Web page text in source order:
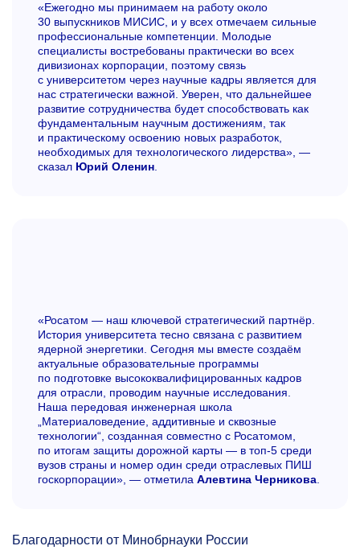
«Ежегодно мы принимаем на работу около
30 выпускников МИСИС, и у всех отмечаем сильные
профессиональные компетенции. Молодые
специалисты востребованы практически во всех
дивизионах корпорации, поэтому связь
с университетом через научные кадры является для
нас стратегически важной. Уверен, что дальнейшее
развитие сотрудничества будет способствовать как
фундаментальным научным достижениям, так
и практическому освоению новых разработок,
необходимых для технологического лидерства», —
сказал Юрий Оленин
«Росатом — наш ключевой стратегический партнёр.
История университета тесно связана с развитием
ядерной энергетики. Сегодня мы вместе создаём
актуальные образовательные программы
по подготовке высококвалифицированных кадров
для отрасли, проводим научные исследования.
Наша передовая инженерная школа
„Материаловедение, аддитивные и сквозные
технологии“, созданная совместно с Росатомом,
по итогам защиты дорожной карты — в топ-5 среди
вузов страны и номер один среди отраслевых ПИШ
госкорпорации», — отметила Алевтина Черникова
Благодарности от Минобрнауки России